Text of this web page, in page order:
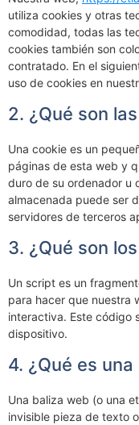
utiliza cookies y otras
comodidad, todas las
cookies también son
contratado. En el
uso de cookies en
2. ¿Qué son
Una cookie es un
páginas de esta web y
duro de su ordenador u
almacenada puede ser
servidores de terceros
3. ¿Qué son
Un script es un
para hacer que nuestra
interactiva. Este código
dispositivo.
4. ¿Qué es
Una baliza web (o una
invisible pieza de texto